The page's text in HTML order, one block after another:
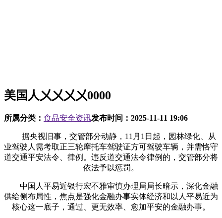
美国人㐅㐅㐅㐅0000
所属分类： 食品安全资讯发布时间： 2025-11-11 19:06
据央视旧事，交管部分动静，11月1日起，园林绿化、从
业驾驶人需考取正三轮摩托车驾驶证方可驾驶车辆，并需恪守
道交通平安法令、律例。违反道交通法令律例的，交管部分将
依法予以惩罚。
中国人平易近银行宏不雅审慎办理局局长暗示，深化金融
供给侧布局性，焦点是强化金融办事实体经济和以人平易近为
核心这一底子，通过、更无效率、愈加平安的金融办事。